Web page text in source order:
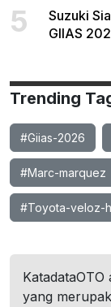
5
Suzuki
GIIAS
Trending
#Giias-2026
#Marc-marquez
#Toyota-veloz-
yang